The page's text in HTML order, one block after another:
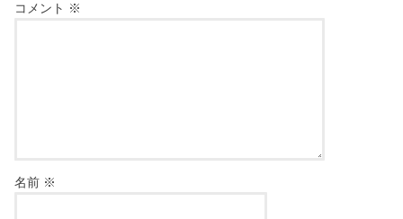
コメント ※
名前 ※